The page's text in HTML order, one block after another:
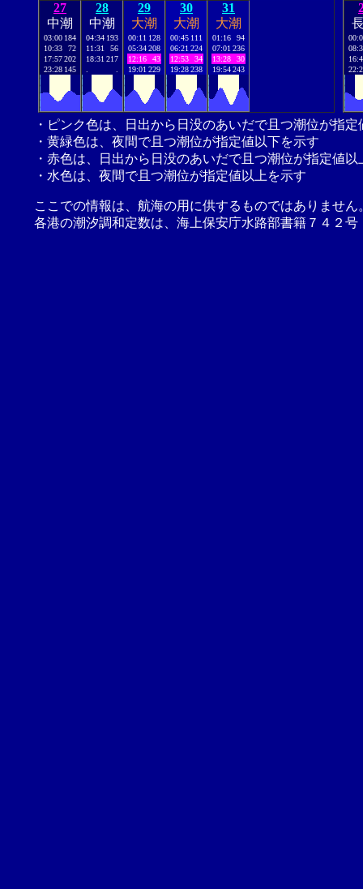
27
中潮
03:00 184
10:33
72
17:57202
23:28 145
28
中潮
04:34 193
11:31
56
18:31 217
29
大潮
00:11 128
05:34208
12:16
43
19:01 229
30
大潮
00:45 111
06:21 224
12:53
34
19:28238
31
大潮
01:16
94
07:01 236
13:28
30
19:54243
・ピンク色は、日出から日没のあいだで且つ潮位が指
・黄緑色は、夜間で且つ潮位が指定値以下を示す
・赤色は、日出から日没のあいだで且つ潮位が指定値以
・水色は、夜間で且つ潮位が指定値以上を示す
ここでの情報は、航海の用に供するものではありませ
各港の潮汐調和定数は、海上保安庁水路部書籍７４２